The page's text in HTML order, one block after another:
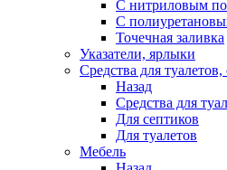
С нитриловым
С
Точечная заливка
Указатели, ярлыки
Средства для
Назад
Средства для
Для септиков
Для туалетов
Мебель